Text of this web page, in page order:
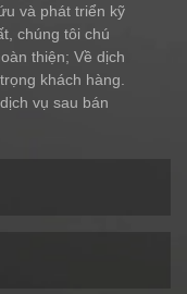
và phát triển kỹ
chúng tôi chú
thiện; Về dịch
khách hàng.
vụ sau bán